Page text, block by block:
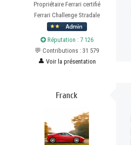
Propriétaire Ferrari certifié
Ferrari Challenge Stradale
Réputation : 7 126
💬 Contributions : 31 579
👤 Voir la présentation
Franck